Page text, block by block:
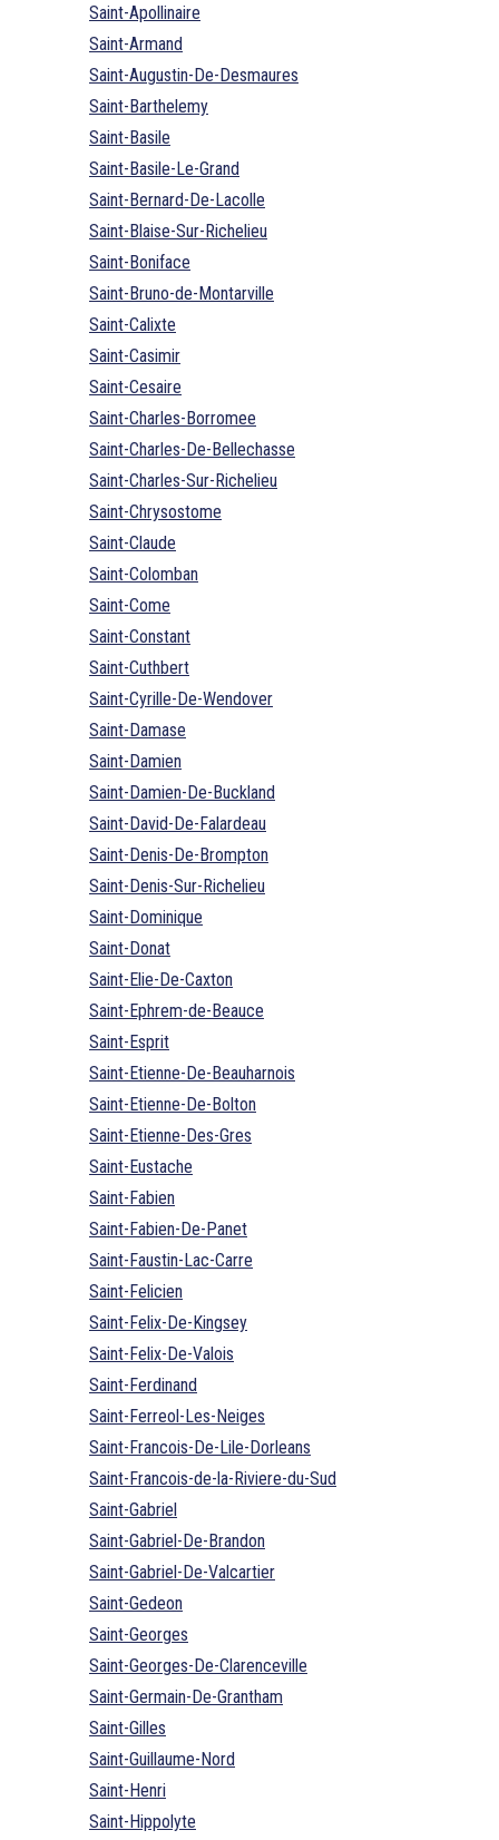
Saint-Apollinaire
Saint-Armand
Saint-Augustin-De-Desmaures
Saint-Barthelemy
Saint-Basile
Saint-Basile-Le-Grand
Saint-Bernard-De-Lacolle
Saint-Blaise-Sur-Richelieu
Saint-Boniface
Saint-Bruno-de-Montarville
Saint-Calixte
Saint-Casimir
Saint-Cesaire
Saint-Charles-Borromee
Saint-Charles-De-Bellechasse
Saint-Charles-Sur-Richelieu
Saint-Chrysostome
Saint-Claude
Saint-Colomban
Saint-Come
Saint-Constant
Saint-Cuthbert
Saint-Cyrille-De-Wendover
Saint-Damase
Saint-Damien
Saint-Damien-De-Buckland
Saint-David-De-Falardeau
Saint-Denis-De-Brompton
Saint-Denis-Sur-Richelieu
Saint-Dominique
Saint-Donat
Saint-Elie-De-Caxton
Saint-Ephrem-de-Beauce
Saint-Esprit
Saint-Etienne-De-Beauharnois
Saint-Etienne-De-Bolton
Saint-Etienne-Des-Gres
Saint-Eustache
Saint-Fabien
Saint-Fabien-De-Panet
Saint-Faustin-Lac-Carre
Saint-Felicien
Saint-Felix-De-Kingsey
Saint-Felix-De-Valois
Saint-Ferdinand
Saint-Ferreol-Les-Neiges
Saint-Francois-De-Lile-Dorleans
Saint-Francois-de-la-Riviere-du-Sud
Saint-Gabriel
Saint-Gabriel-De-Brandon
Saint-Gabriel-De-Valcartier
Saint-Gedeon
Saint-Georges
Saint-Georges-De-Clarenceville
Saint-Germain-De-Grantham
Saint-Gilles
Saint-Guillaume-Nord
Saint-Henri
Saint-Hippolyte